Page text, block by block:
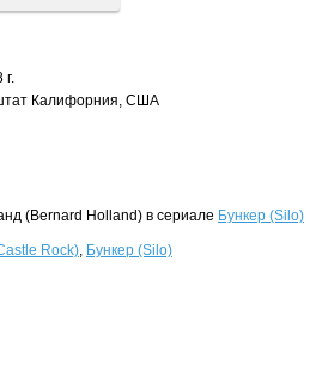
Калифорния, США
(Bernard Holland) в сериале Бункер (Silo)
Rock), Бункер (Silo)